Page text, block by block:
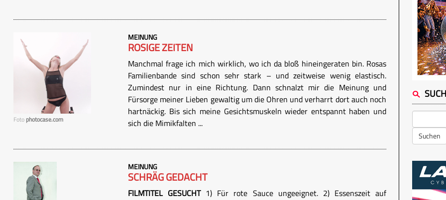
Foto photocase.com
MEINUNG
ROSIGE ZEITEN
Manchmal frage ich mich wirklich, wo ich da bloß hineingeraten bin. Rosas
Familienbande sind schon sehr stark – und zeitweise wenig elastisch.
Zumindest nur in eine Richtung. Dann schnalzt mir die Meinung und
Fürsorge meiner Lieben gewaltig um die Ohren und verharrt dort auch noch
hartnäckig. Bis sich meine Gesichtsmuskeln wieder entspannt haben und
sich die Mimikfalten ...
MEINUNG
SCHRÄG GEDACHT
FILMTITEL GESUCHT1) Für rote Sauce ungeeignet. 2) Essenszeit auf
Suchen